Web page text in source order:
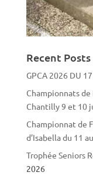
Recent Posts
GPCA 2026 DU
Championnats de
Chantilly 9 et 10
Championnat de
d’Isabella du 11
Trophée Seniors
2026